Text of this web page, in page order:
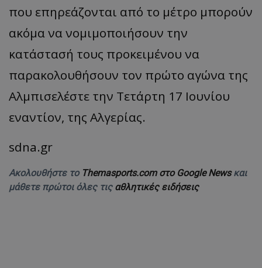
που επηρεάζονται από το μέτρο μπορούν
ακόμα να νομιμοποιήσουν την
κατάστασή τους προκειμένου να
παρακολουθήσουν τον πρώτο αγώνα της
Αλμπισελέστε την Τετάρτη 17 Ιουνίου
εναντίον, της Αλγερίας.
sdna.gr
Ακολουθήστε το Themasports.com στο Google Newsκαι
μάθετε πρώτοι όλες τις αθλητικές ειδήσεις